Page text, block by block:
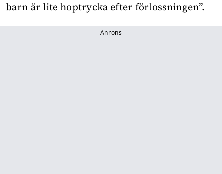
barn är lite hoptrycka efter förlossningen”.
Annons